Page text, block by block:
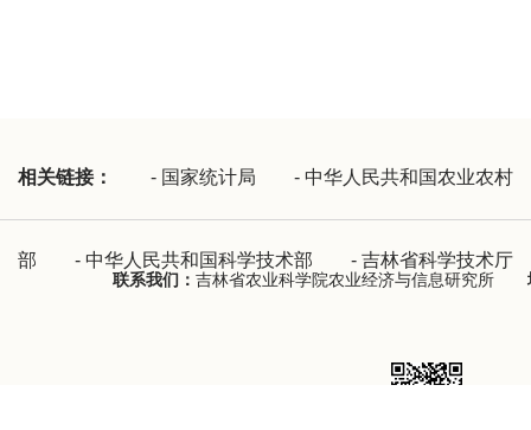
相关链接： - 国家统计局 - 中华人民共和国农业农村
部 - 中华人民共和国科学技术部 - 吉林省科学技术厅
联系我们： 吉林省农业科学院农业经济与信息研究所